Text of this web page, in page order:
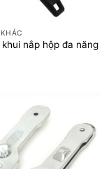
nắp hộp đa năng